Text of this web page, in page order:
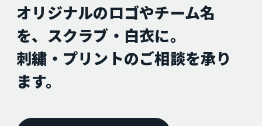
オリジナルのロゴやチーム名
を、スクラブ・白衣に。
刺繍・プリントのご相談を承り
ます。